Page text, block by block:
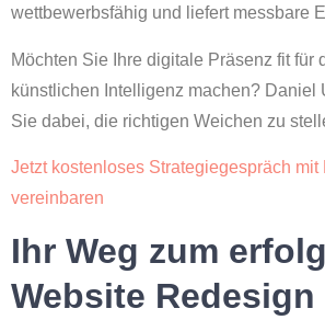
wettbewerbsfähig und liefert messbare
Möchten Sie Ihre digitale Präsenz fit für
künstlichen Intelligenz machen? Daniel
Sie dabei, die richtigen Weichen zu
Jetzt kostenloses Strategiegespräch mit
vereinbaren
Ihr Weg zum
Website